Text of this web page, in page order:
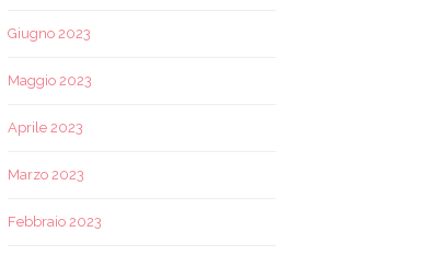
Giugno 2023
Maggio 2023
Aprile 2023
Marzo 2023
Febbraio 2023